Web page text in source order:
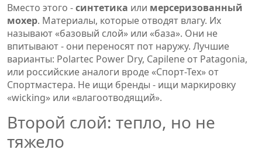
Вместо этого -синтетика или мерсеризованный
мохер. Материалы, которые отводят влагу. Их
называют «базовый слой» или «база». Они не
впитывают - они переносят пот наружу. Лучшие
варианты: Polartec Power Dry, Capilene от Patagonia,
или российские аналоги вроде «Спорт-Тех» от
Спортмастера. Не ищи бренды - ищи маркировку
«wicking» или «влагоотводящий».
Второй слой: тепло, но не
тяжело